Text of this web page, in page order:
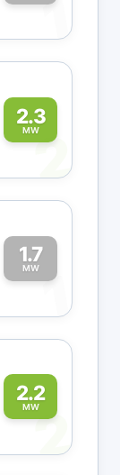
1
2.3
MW2
1.7
MW1
2.2
MW2